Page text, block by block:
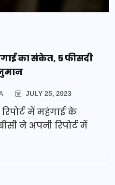
का संकेत, 5 फीसदी
JULY 25, 2023
में महंगाई के
ने अपनी रिपोर्ट में